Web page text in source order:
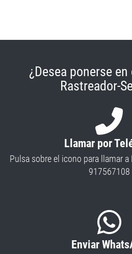
¿Desea ponerse
Rastreador-
Llamar por
Pulsa sobre el icono para llamar a
917567108
Enviar